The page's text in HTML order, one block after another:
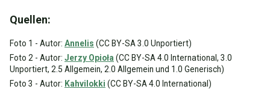
Quellen:
Foto 1 - Autor: Annelis (CC BY-SA 3.0 Unportiert)
Foto 2 - Autor: Jerzy Opioła (CC BY-SA 4.0 International, 3.0
Unportiert, 2.5 Allgemein, 2.0 Allgemein und 1.0 Generisch)
Foto 3 - Autor: Kahvilokki (CC BY-SA 4.0 International)